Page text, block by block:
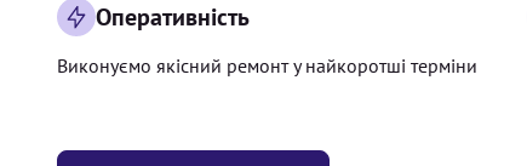
Оперативність
Виконуємо якісний ремонт у найкоротші терміни